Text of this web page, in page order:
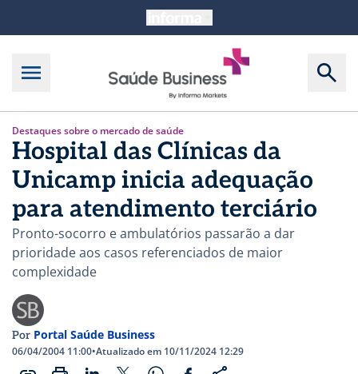
Destaques sobre o mercado de saúde
Hospital das Clínicas da
Unicamp inicia adequação
para atendimento terciário
Pronto-socorro e ambulatórios passarão a dar
prioridade aos casos referenciados de maior
complexidade
Por Portal Saúde Business
06/04/2004 11:00•Atualizado em 10/11/2024 12:29